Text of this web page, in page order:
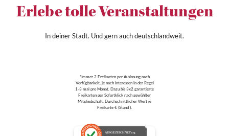
Erlebe tolle Veranstaltungen
In deiner Stadt. Und gern auch deutschlandweit.
*Immer 2 Freikarten per Auslosung nach
Verfügbarkeit, je nach Interessen in der Regel
1-3 mal pro Monat. Dazu bis 3x2 garantierte
Freikarten per Sofortklick nach gewählter
Mitgliedschaft. Durchschnittlicher Wert je
Freikarte € (Stand ).
AUSGEZEICHNET.org